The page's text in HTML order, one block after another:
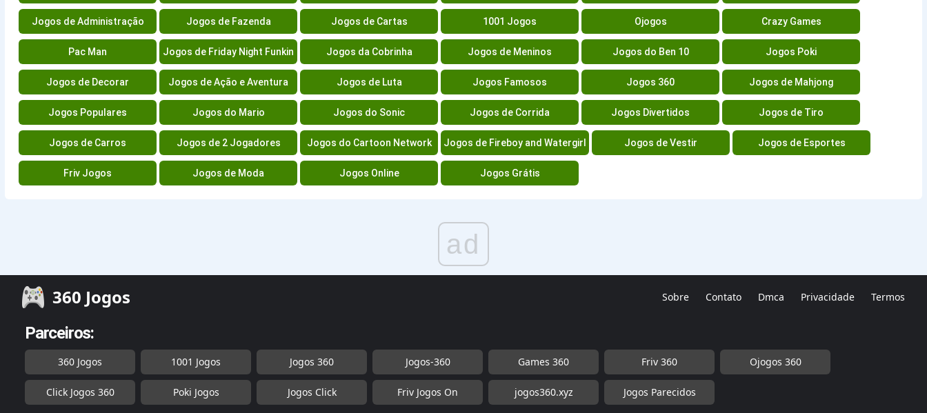
Jogos de Administração Jogos de Fazenda Jogos de Cartas 1001 Jogos Ojogos Crazy Games
Pac Man Jogos de Friday Night Funkin Jogos da Cobrinha Jogos de Meninos Jogos do Ben 10 Jogos Poki
Jogos de Decorar Jogos de Ação e Aventura Jogos de Luta Jogos Famosos Jogos 360 Jogos de Mahjong
Jogos Populares Jogos do Mario Jogos do Sonic Jogos de Corrida Jogos Divertidos Jogos de Tiro
Jogos de Carros Jogos de 2 Jogadores Jogos do Cartoon Network Jogos de Fireboy and Watergirl Jogos de Vestir Jogos de Esportes
Friv Jogos Jogos de Moda Jogos Online Jogos Grátis
ad
360 Jogos Sobre Contato Dmca Privacidade Termos
Parceiros:
360 Jogos 1001 Jogos Jogos 360 Jogos-360 Games 360 Friv 360 Ojogos 360
Click Jogos 360 Poki Jogos Jogos Click Friv Jogos On jogos360.xyz Jogos Parecidos